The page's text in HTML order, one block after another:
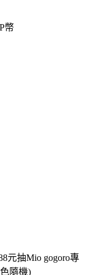
幣
元抽Mio gogoro專
隨機)